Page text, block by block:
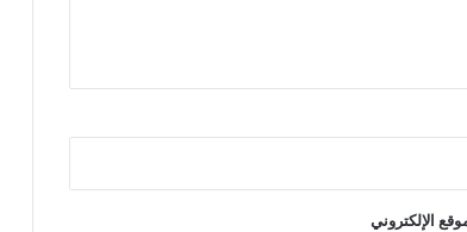
الإلكتروني